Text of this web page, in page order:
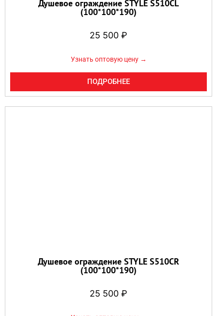
Душевое ограждение STYLE S510CL
(100*100*190)
25 500 ₽
Узнать оптовую цену →
ПОДРОБНЕЕ
Душевое ограждение STYLE S510CR
(100*100*190)
25 500 ₽